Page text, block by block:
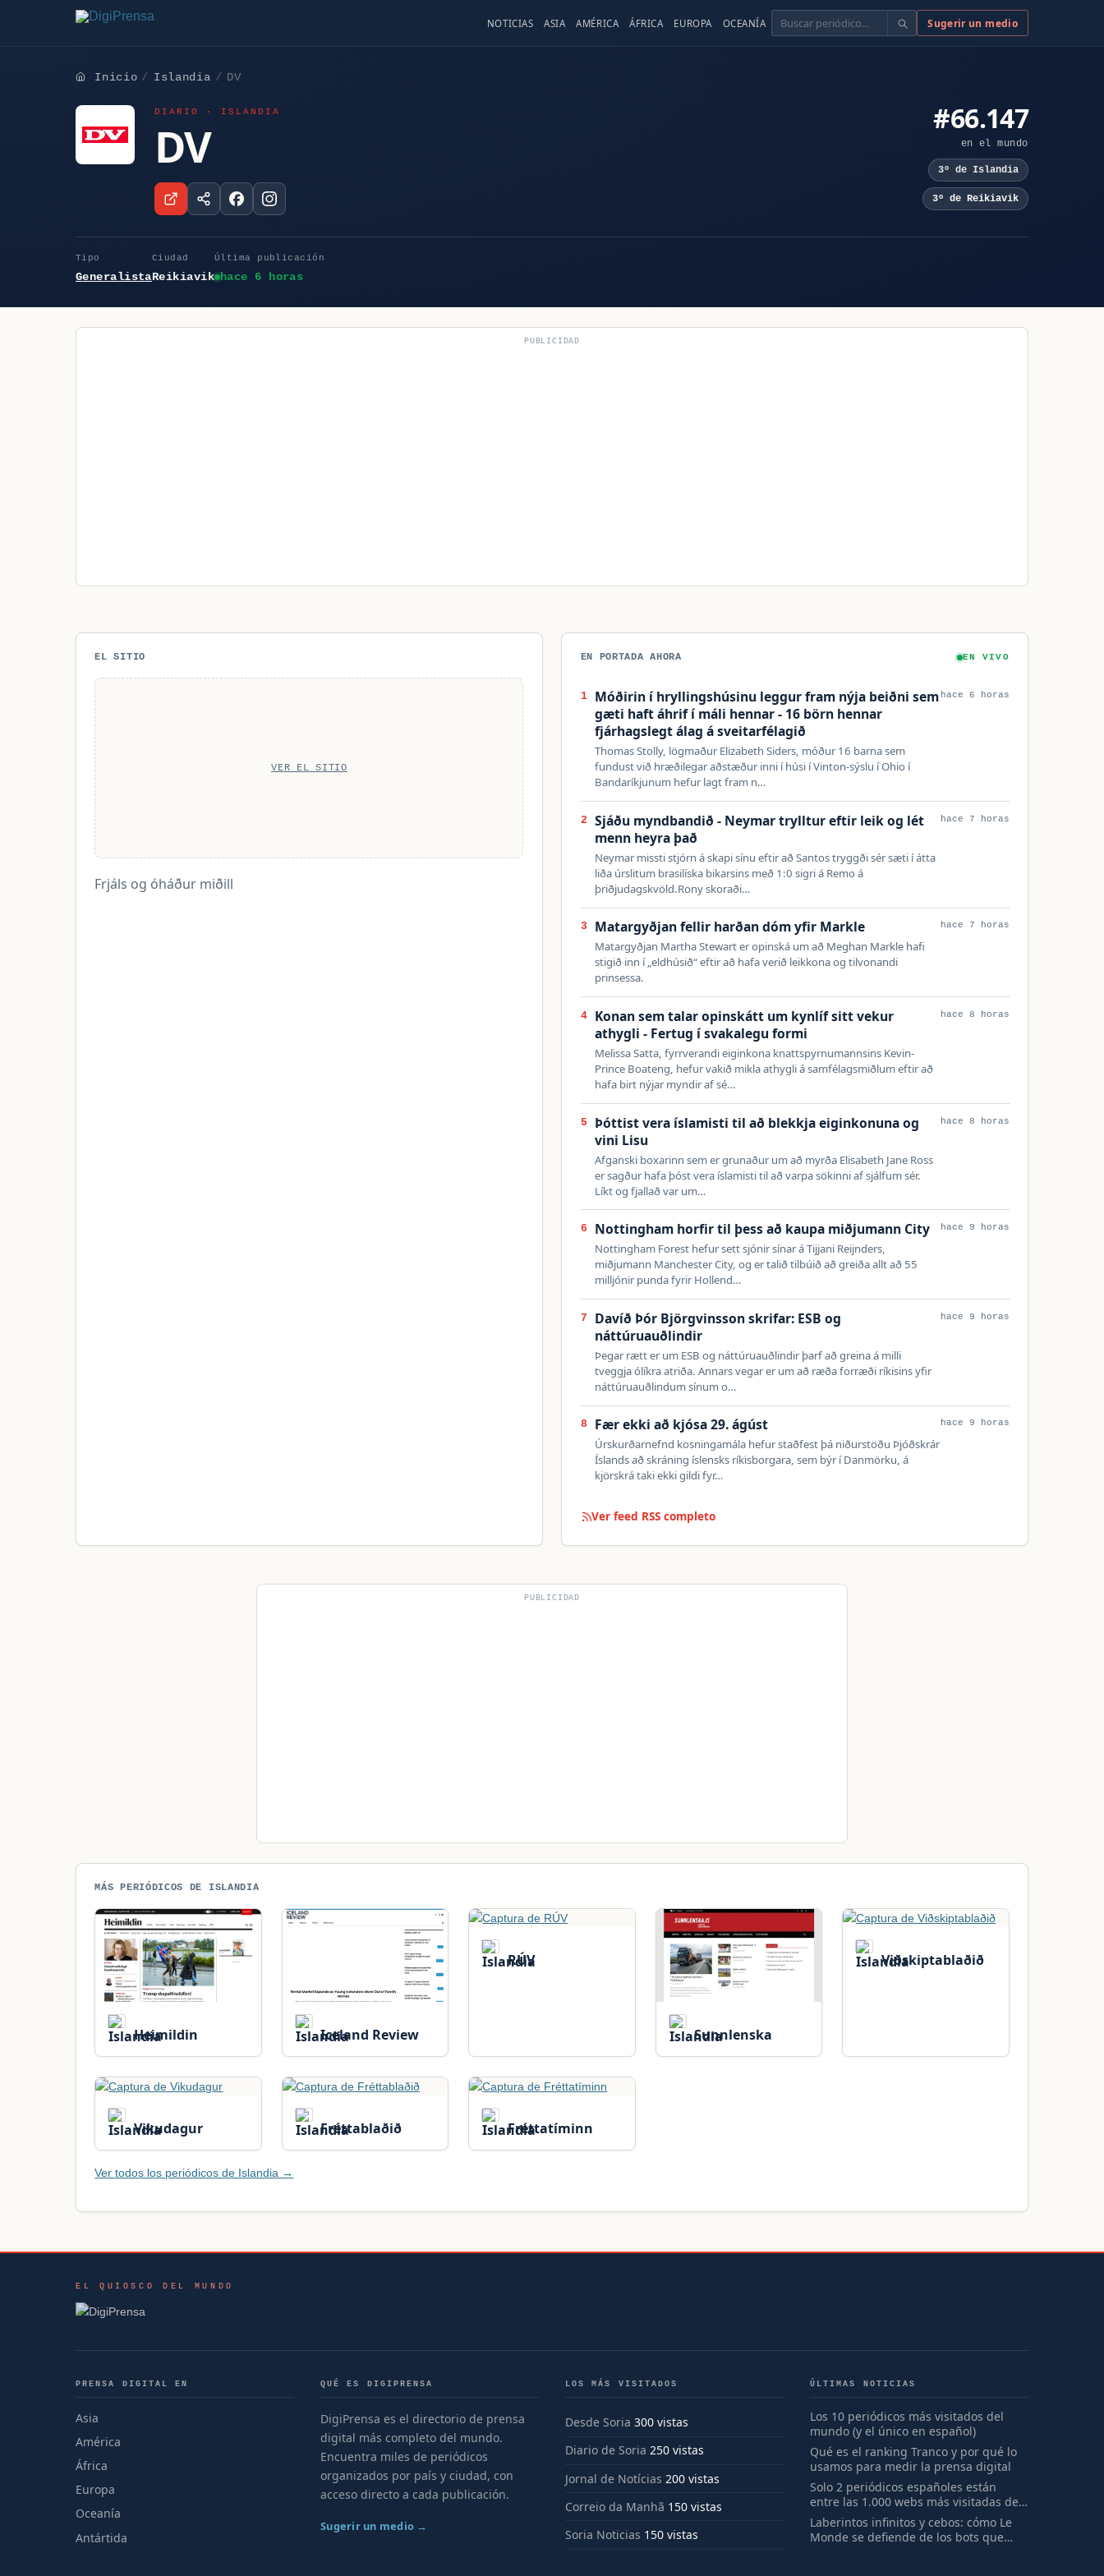
NOTICIAS ASIA AMÉRICA ÁFRICA EUROPA OCEANÍA Buscar Sugerir un medio
Inicio Islandia DV
DIARIO · ISLANDIA
DV #66.147
en el mundo
3º de Islandia
3º de Reikiavik
Tipo
Generalista
Ciudad
Reikiavik
Última publicación
hace 6 horas
PUBLICIDAD
EL SITIO
VER EL SITIO
Frjáls og óháður miðill
EN PORTADA AHORA EN VIVO
1
Móðirin í hryllingshúsinu leggur fram nýja beiðni sem
gæti haft áhrif í máli hennar - 16 börn hennar
fjárhagslegt álag á sveitarfélagið
Thomas Stolly, lögmaður Elizabeth Siders, móður 16 barna sem
fundust við hræðilegar aðstæður inni í húsi í Vinton-sýslu í Ohio í
Bandaríkjunum hefur lagt fram n…
hace 6 horas
2
Sjáðu myndbandið - Neymar trylltur eftir leik og lét
menn heyra það
Neymar missti stjórn á skapi sínu eftir að Santos tryggði sér sæti í átta
liða úrslitum brasilíska bikarsins með 1:0 sigri á Remo á
þriðjudagskvöld.Rony skoraði…
hace 7 horas
3 Matargyðjan fellir harðan dóm yfir Markle
Matargyðjan Martha Stewart er opinská um að Meghan Markle hafi
stigið inn í „eldhúsið“ eftir að hafa verið leikkona og tilvonandi
prinsessa.
hace 7 horas
4
Konan sem talar opinskátt um kynlíf sitt vekur
athygli - Fertug í svakalegu formi
Melissa Satta, fyrrverandi eiginkona knattspyrnumannsins Kevin-
Prince Boateng, hefur vakið mikla athygli á samfélagsmiðlum eftir að
hafa birt nýjar myndir af sé…
hace 8 horas
5
Þóttist vera íslamisti til að blekkja eiginkonuna og
vini Lisu
Afganski boxarinn sem er grunaður um að myrða Elisabeth Jane Ross
er sagður hafa þóst vera íslamisti til að varpa sökinni af sjálfum sér.
Líkt og fjallað var um…
hace 8 horas
6 Nottingham horfir til þess að kaupa miðjumann City
Nottingham Forest hefur sett sjónir sínar á Tijjani Reijnders,
miðjumann Manchester City, og er talið tilbúið að greiða allt að 55
milljónir punda fyrir Hollend…
hace 9 horas
7
Davíð Þór Björgvinsson skrifar: ESB og
náttúruauðlindir
Þegar rætt er um ESB og náttúruauðlindir þarf að greina á milli
tveggja ólíkra atriða. Annars vegar er um að ræða forræði ríkisins yfir
náttúruauðlindum sínum o…
hace 9 horas
8 Fær ekki að kjósa 29. ágúst
Úrskurðarnefnd kosningamála hefur staðfest þá niðurstöðu Þjóðskrár
Íslands að skráning íslensks ríkisborgara, sem býr í Danmörku, á
kjörskrá taki ekki gildi fyr…
hace 9 horas
Ver feed RSS completo
PUBLICIDAD
MÁS PERIÓDICOS DE ISLANDIA
Heimildin Iceland Review
RÚV
Sunnlenska
Viðskiptablaðið
Vikudagur Fréttablaðið Fréttatíminn
Ver todos los periódicos de Islandia →
EL QUIOSCO DEL MUNDO
PRENSA DIGITAL EN
Asia
América
África
Europa
Oceanía
Antártida
QUÉ ES DIGIPRENSA
DigiPrensa es el directorio de prensa
digital más completo del mundo.
Encuentra miles de periódicos
organizados por país y ciudad, con
acceso directo a cada publicación.
Sugerir un medio →
LOS MÁS VISITADOS
Desde Soria 300 vistas
Diario de Soria 250 vistas
Jornal de Notícias 200 vistas
Correio da Manhã 150 vistas
Soria Noticias 150 vistas
ÚLTIMAS NOTICIAS
Los 10 periódicos más visitados del
mundo (y el único en español)
Qué es el ranking Tranco y por qué lo
usamos para medir la prensa digital
Solo 2 periódicos españoles están
entre las 1.000 webs más visitadas del
mundo
Laberintos infinitos y cebos: cómo Le
Monde se defiende de los bots que